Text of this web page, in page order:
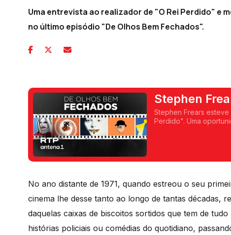
Uma entrevista ao realizador de "O Rei Perdido" e
no último episódio "De Olhos Bem Fechados".
Stephen
Stephen Frears
Perdido". Uma
No ano distante de 1971, quando estreou o seu
cinema lhe desse tanto ao longo de tantas décadas,
daquelas caixas de biscoitos sortidos que tem de
histórias policiais ou comédias do quotidiano,